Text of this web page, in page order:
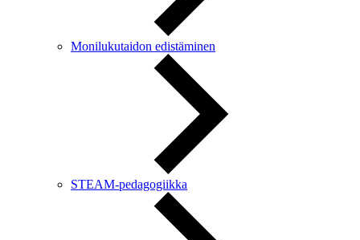
Monilukutaidon edistäminen
STEAM-pedagogiikka